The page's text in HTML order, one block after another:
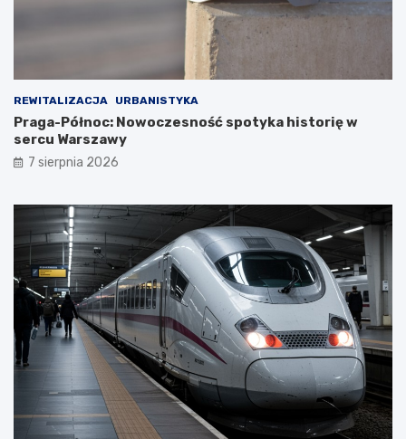
REWITALIZACJA URBANISTYKA
Praga-Północ: Nowoczesność spotyka historię w
sercu Warszawy
7 sierpnia 2026